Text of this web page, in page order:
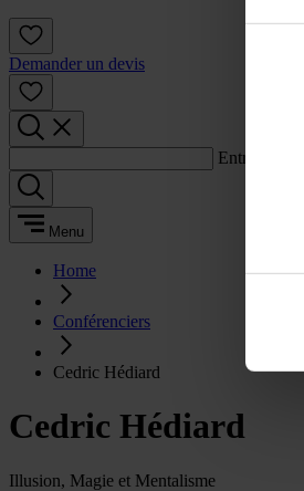
Demander un devis
Entrez un
Menu
Home
Conférenciers
Cedric Hédiard
Cedric Hédiard
Illusion, Magie et Mentalisme